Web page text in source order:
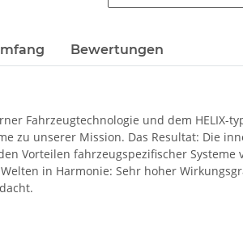
Bewertungen
Fahrzeugtechnologie und dem HELIX-
unserer Mission. Das Resultat: Die
Vorteilen fahrzeugspezifischer
in Harmonie: Sehr hoher